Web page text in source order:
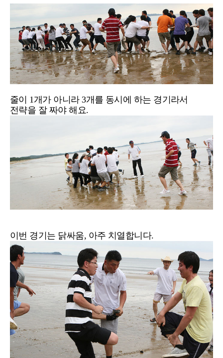
줄이 1개가 아니라 3개를 동시에 하는 경기라서
전략을 잘 짜야 해요.
이번 경기는 닭싸움, 아주 치열합니다.